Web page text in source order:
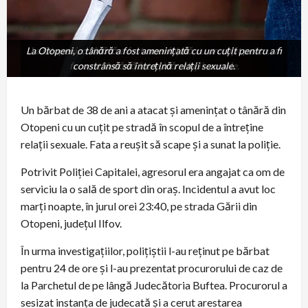
La Otopeni, o tânără a fost amenințată cu un cuțit pentru a
fi constrânsă să întrețină relații sexuale.
La Otopeni, o tânără a fost amenințată cu un cuțit pentru a fi
constrânsă să întrețină relații sexuale.
Un bărbat de 38 de ani a atacat și amenințat o tânără din
Otopeni cu un cuțit pe stradă în scopul de a întreține
relații sexuale. Fata a reușit să scape și a sunat la poliție.
Potrivit Poliției Capitalei, agresorul era angajat ca om de
serviciu la o sală de sport din oraș. Incidentul a avut loc
marți noapte, în jurul orei 23:40, pe strada Gării din
Otopeni, județul Ilfov.
În urma investigațiilor, polițiștii l-au reținut pe bărbat
pentru 24 de ore și l-au prezentat procurorului de caz de
la Parchetul de pe lângă Judecătoria Buftea. Procurorul a
sesizat instanța de judecată și a cerut arestarea